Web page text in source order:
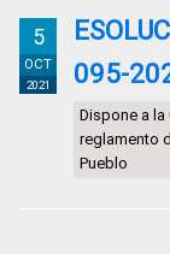
5
OCT
2021
095-
Dispone a
reglamento
Pueblo